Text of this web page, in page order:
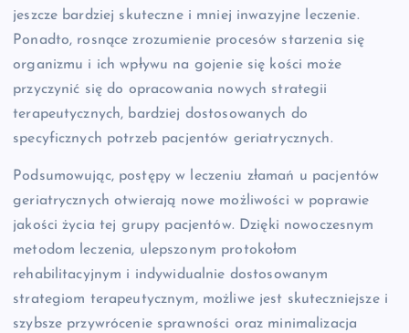
jeszcze bardziej skuteczne i mniej inwazyjne leczenie.
Ponadto, rosnące zrozumienie procesów starzenia się
organizmu i ich wpływu na gojenie się kości może
przyczynić się do opracowania nowych strategii
terapeutycznych, bardziej dostosowanych do
specyficznych potrzeb pacjentów geriatrycznych.
Podsumowując, postępy w leczeniu złamań u pacjentów
geriatrycznych otwierają nowe możliwości w poprawie
jakości życia tej grupy pacjentów. Dzięki nowoczesnym
metodom leczenia, ulepszonym protokołom
rehabilitacyjnym i indywidualnie dostosowanym
strategiom terapeutycznym, możliwe jest skuteczniejsze i
szybsze przywrócenie sprawności oraz minimalizacja